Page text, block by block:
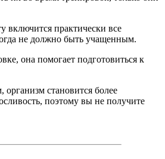
включится практически все
не должно быть учащенным.
она помогает подготовиться к
становится более
поэтому вы не получите